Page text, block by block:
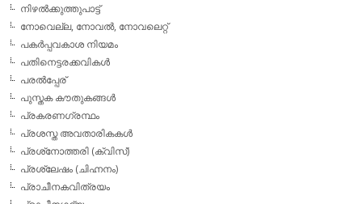
നിഴല്‍ക്കുത്തുപാട്ട്
നോവെല്ല, നോവല്‍, നോവലെറ്റ്
പകര്‍പ്പവകാശ നിയമം
പതിനെട്ടരക്കവികള്‍
പരല്‍പ്പേര്
പുസ്തക കൗതുകങ്ങള്‍
പ്രകരണഗ്രന്ഥം
പ്രശസ്ത അവതാരികകള്‍
പ്രശ്‌നോത്തരി (ക്വിസ്)
പ്രശ്ലേഷം (ചിഹ്നനം)
പ്രാചീനകവിത്രയം